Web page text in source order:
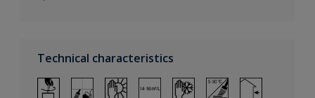
Technical characteristics